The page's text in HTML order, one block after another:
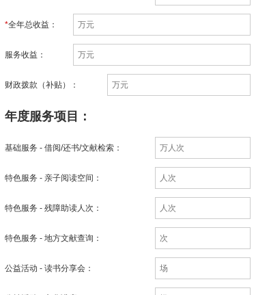
*全年总收益：
服务收益：
财政拨款（补贴）：
年度服务项目：
基础服务 - 借阅/还书/文献检索：
特色服务 - 亲子阅读空间：
特色服务 - 地方文献查询：
公益活动 - 读书分享会：
特色服务 - 残障助读人次：